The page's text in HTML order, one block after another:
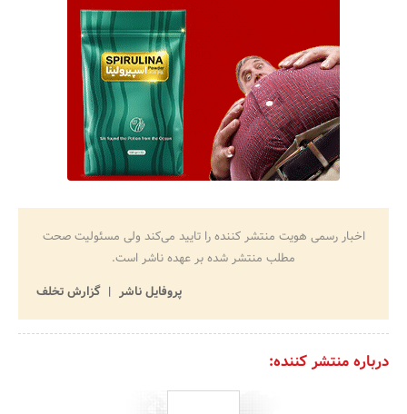
اخبار رسمی هویت منتشر کننده را تایید می‌کند ولی مسئولیت صحت
مطلب منتشر شده بر عهده ناشر است.
پروفایل ناشر
گزارش تخلف
درباره منتشر کننده: